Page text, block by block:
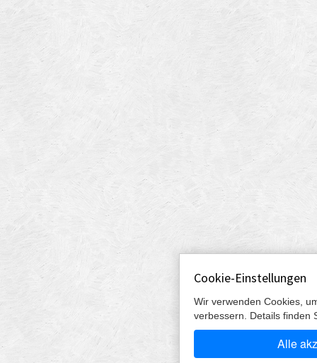
Cookie-Einstellungen
Wir verwenden Cookies,
verbessern. Details finden
Alle